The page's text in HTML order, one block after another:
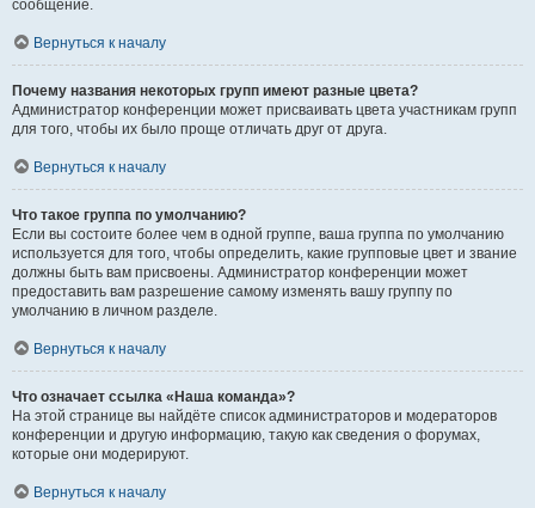
сообщение.
Вернуться к началу
Почему названия некоторых групп имеют разные цвета?
Администратор конференции может присваивать цвета участникам групп
для того, чтобы их было проще отличать друг от друга.
Вернуться к началу
Что такое группа по умолчанию?
Если вы состоите более чем в одной группе, ваша группа по умолчанию
используется для того, чтобы определить, какие групповые цвет и звание
должны быть вам присвоены. Администратор конференции может
предоставить вам разрешение самому изменять вашу группу по
умолчанию в личном разделе.
Вернуться к началу
Что означает ссылка «Наша команда»?
На этой странице вы найдёте список администраторов и модераторов
конференции и другую информацию, такую как сведения о форумах,
которые они модерируют.
Вернуться к началу